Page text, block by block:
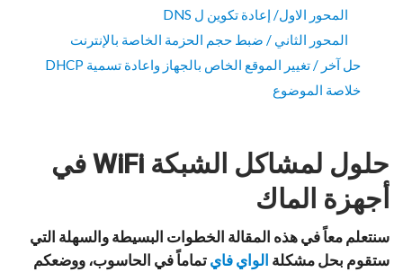
المحور الاول/ إعادة تكوين ل DNS
المحور الثاني / ضبط حجم الحزمة الخاصة بالإنترنت
حل آخر / تغيير الموقع الخاص بالجهاز واعادة تسمية DHCP
خلاصة الموضوع
حلول لمشاكل الشبكة
WiFi في
أجهزة الماك
سنتعلم معاً في هذه المقالة الخطوات البسيطة والسهلة التي
ستقوم بحل مشكلة الواي فايتماماً في الحاسوب، ووضعكم